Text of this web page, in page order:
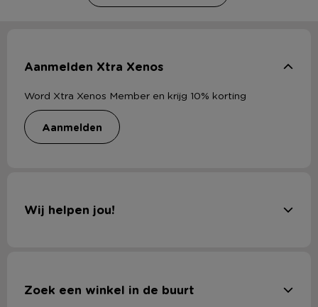
Aanmelden Xtra Xenos
Word Xtra Xenos Member en krijg 10% korting
aanmelden
Wij helpen jou!
Zoek een winkel in de buurt